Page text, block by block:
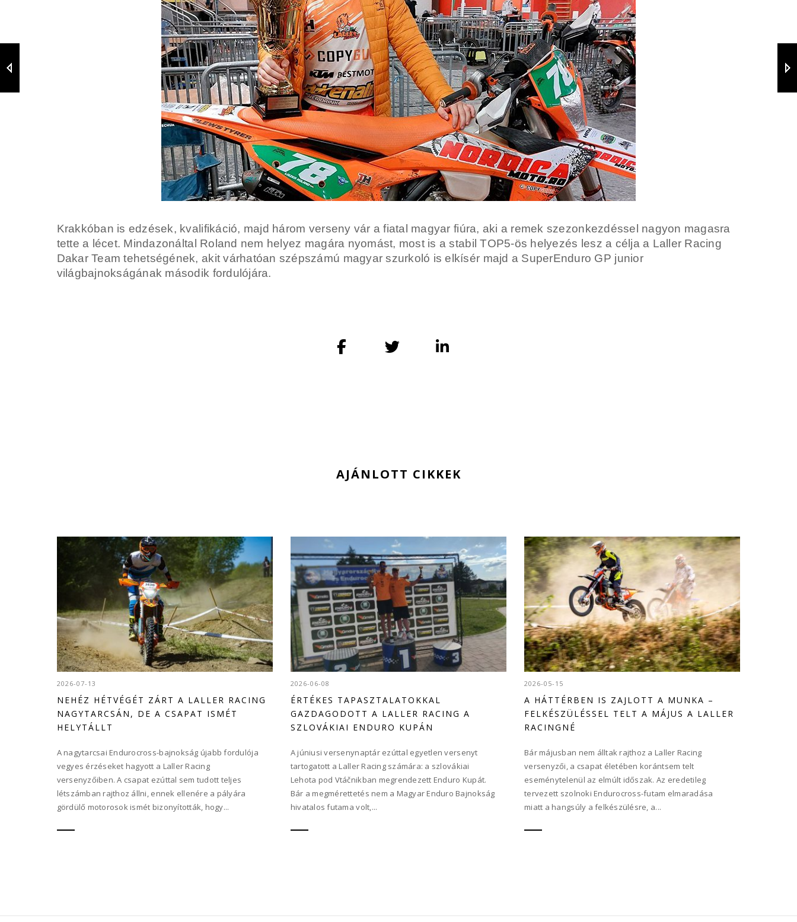
Krakkóban is edzések, kvalifikáció, majd három verseny vár a fiatal magyar fiúra, aki a remek szezonkezdéssel nagyon magasra
tette a lécet. Mindazonáltal Roland nem helyez magára nyomást, most is a stabil TOP5-ös helyezés lesz a célja a Laller Racing
Dakar Team tehetségének, akit várhatóan szépszámú magyar szurkoló is elkísér majd a SuperEnduro GP junior
világbajnokságának második fordulójára.
AJÁNLOTT CIKKEK
2026-07-13
NEHÉZ HÉTVÉGÉT ZÁRT A LALLER RACING
NAGYTARCSÁN, DE A CSAPAT ISMÉT
HELYTÁLLT
A nagytarcsai Endurocross-bajnokság újabb fordulója
vegyes érzéseket hagyott a Laller Racing
versenyzőiben. A csapat ezúttal sem tudott teljes
létszámban rajthoz állni, ennek ellenére a pályára
gördülő motorosok ismét bizonyították, hogy...
2026-06-08
ÉRTÉKES TAPASZTALATOKKAL
GAZDAGODOTT A LALLER RACING A
SZLOVÁKIAI ENDURO KUPÁN
A júniusi versenynaptár ezúttal egyetlen versenyt
tartogatott a Laller Racing számára: a szlovákiai
Lehota pod Vtáčnikban megrendezett Enduro Kupát.
Bár a megmérettetés nem a Magyar Enduro Bajnokság
hivatalos futama volt,...
2026-05-15
A HÁTTÉRBEN IS ZAJLOTT A MUNKA –
FELKÉSZÜLÉSSEL TELT A MÁJUS A LALLER
RACINGNÉ
Bár májusban nem álltak rajthoz a Laller Racing
versenyzői, a csapat életében korántsem telt
eseménytelenül az elmúlt időszak. Az eredetileg
tervezett szolnoki Endurocross-futam elmaradása
miatt a hangsúly a felkészülésre, a...